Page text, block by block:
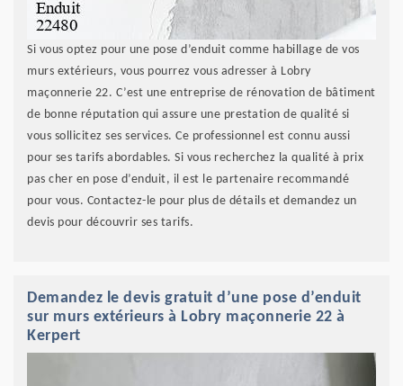
Si vous optez pour une pose d’enduit comme habillage de vos
murs extérieurs, vous pourrez vous adresser à Lobry
maçonnerie 22. C’est une entreprise de rénovation de bâtiment
de bonne réputation qui assure une prestation de qualité si
vous sollicitez ses services. Ce professionnel est connu aussi
pour ses tarifs abordables. Si vous recherchez la qualité à prix
pas cher en pose d’enduit, il est le partenaire recommandé
pour vous. Contactez-le pour plus de détails et demandez un
devis pour découvrir ses tarifs.
Demandez le devis gratuit d’une pose d’enduit
sur murs extérieurs à Lobry maçonnerie 22 à
Kerpert